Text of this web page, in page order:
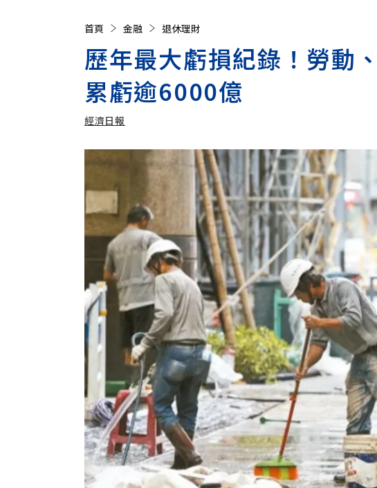
首頁 金融 退休理財
歷年最大虧損紀錄！勞動
累虧逾6000億
經濟日報
經濟日報 加入追蹤